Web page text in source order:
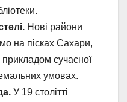
Нові райони
на пісках Сахари,
сучасної
умовах.
У 19 столітті